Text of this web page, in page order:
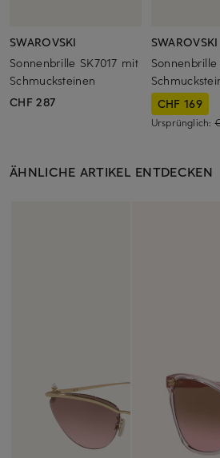
SWAROVSKI
Sonnenbrille SK7017 mit
Schmucksteinen
CHF 287
SWAROVSKI
CHF 169
Ursprünglich:
ÄHNLICHE ARTIKEL ENTDECKEN